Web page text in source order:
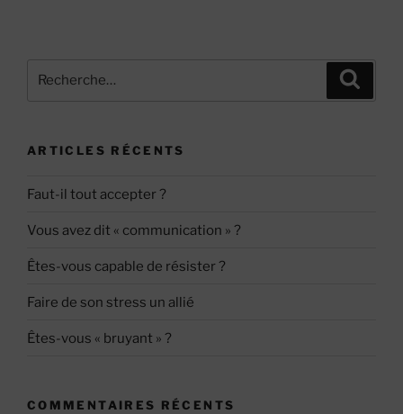
ARTICLES RÉCENTS
Faut-il tout accepter ?
Vous avez dit « communication » ?
Êtes-vous capable de résister ?
Faire de son stress un allié
Êtes-vous « bruyant » ?
COMMENTAIRES RÉCENTS